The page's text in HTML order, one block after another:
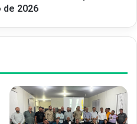
de 2026